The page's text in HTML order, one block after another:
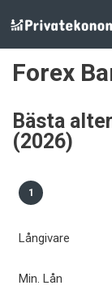
till
innehåll
Forex
Bästa
(2026)
1
Långivare
Min. Lån